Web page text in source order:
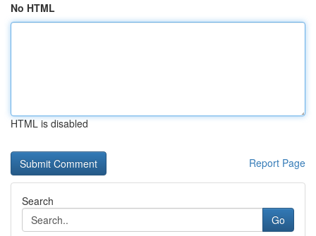
No HTML
HTML is disabled
Report Page
Search
Go